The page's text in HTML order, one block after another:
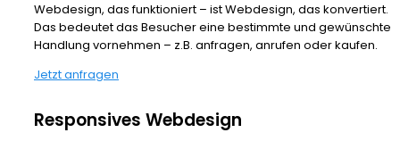
Webdesign, das funktioniert – ist Webdesign, das konvertiert.
Das bedeutet das Besucher eine bestimmte und gewünschte
Handlung vornehmen – z.B. anfragen, anrufen oder kaufen.
Jetzt anfragen
Responsives Webdesign